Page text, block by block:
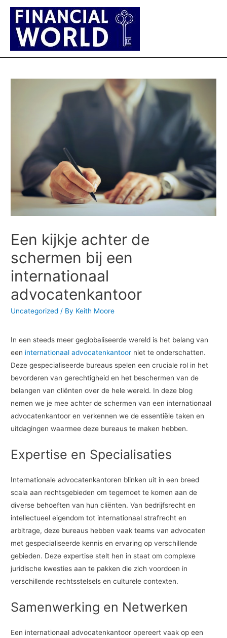
Een kijkje achter de
schermen bij een
internationaal
advocatenkantoor
Uncategorized / By Keith Moore
In een steeds meer geglobaliseerde wereld is het belang van
een internationaal advocatenkantoor niet te onderschatten.
Deze gespecialiseerde bureaus spelen een cruciale rol in het
bevorderen van gerechtigheid en het beschermen van de
belangen van cliënten over de hele wereld. In deze blog
nemen we je mee achter de schermen van een internationaal
advocatenkantoor en verkennen we de essentiële taken en
uitdagingen waarmee deze bureaus te maken hebben.
Expertise en Specialisaties
Internationale advocatenkantoren blinken uit in een breed
scala aan rechtsgebieden om tegemoet te komen aan de
diverse behoeften van hun cliënten. Van bedrijfsrecht en
intellectueel eigendom tot internationaal strafrecht en
arbitrage, deze bureaus hebben vaak teams van advocaten
met gespecialiseerde kennis en ervaring op verschillende
gebieden. Deze expertise stelt hen in staat om complexe
juridische kwesties aan te pakken die zich voordoen in
verschillende rechtsstelsels en culturele contexten.
Samenwerking en Netwerken
Een internationaal advocatenkantoor opereert vaak op een